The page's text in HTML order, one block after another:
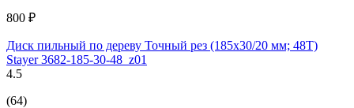
800 ₽
Диск пильный по дереву Точный рез (185x30/20 мм; 48T)
Stayer 3682-185-30-48_z01
4.5
(64)